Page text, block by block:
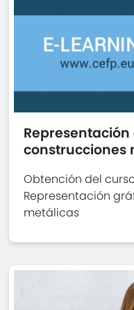
construcciones
Obtención del
Representación
metálicas